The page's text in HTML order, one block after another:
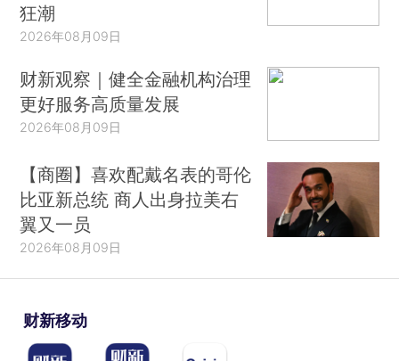
狂潮
2026年08月09日
财新观察｜健全金融机构治理
更好服务高质量发展
2026年08月09日
【商圈】喜欢配戴名表的哥伦
比亚新总统 商人出身拉美右
翼又一员
2026年08月09日
财新移动